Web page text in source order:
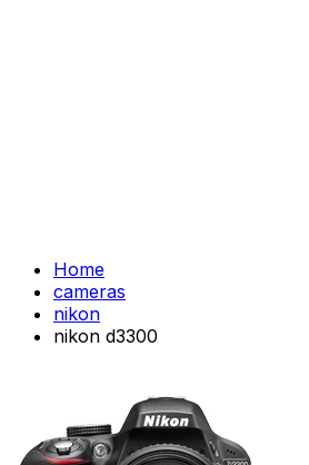
Home
cameras
nikon
nikon d3300